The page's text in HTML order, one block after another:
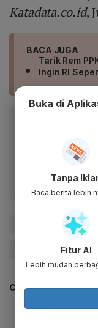
Katadata.co.id,
BACA JUGA
Tarik Rem
Ingin RI
Dapatkan
fitur menarik
#PPKM
#Natal
CEK JUGA DATA INI
Buka di
Tanpa
Baca berita lebih
Fitur AI
Lebih mudah